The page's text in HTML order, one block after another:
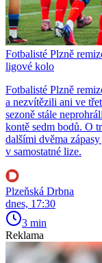
Fotbalisté Plzně
ligové kolo
Fotbalisté Plzně
a nezvítězili ani ve
sezoně stále
kontě sedm bodů. O
dalšími dvěma
v samostatné lize.
Plzeňská Drbna
dnes, 17:30
3 min
Reklama